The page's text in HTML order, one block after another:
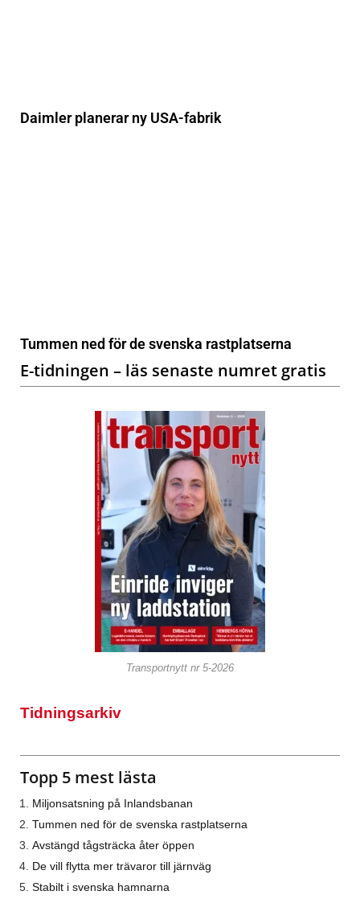
Daimler planerar ny USA-fabrik
Tummen ned för de svenska rastplatserna
E-tidningen – läs senaste numret gratis
Transportnytt nr 5-2026
Tidningsarkiv
Topp 5 mest lästa
Miljonsatsning på Inlandsbanan
Tummen ned för de svenska rastplatserna
Avstängd tågsträcka åter öppen
De vill flytta mer trävaror till järnväg
Stabilt i svenska hamnarna